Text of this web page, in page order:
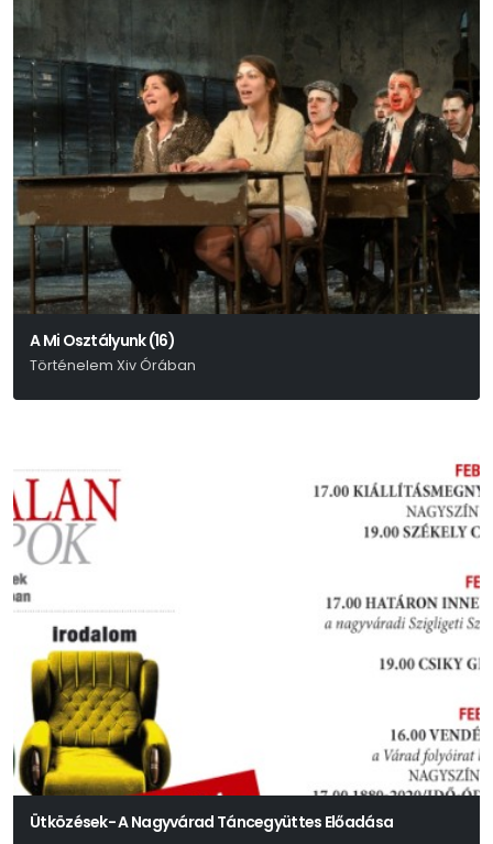
A Mi Osztályunk (16)
Történelem Xiv Órában
Ütközések- A Nagyvárad Táncegyüttes Előadása